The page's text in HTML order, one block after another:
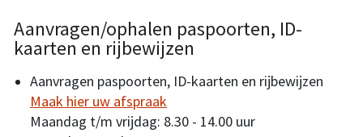
Aanvragen/ophalen paspoorten, ID-
kaarten en rijbewijzen
Aanvragen paspoorten, ID-kaarten en rijbewijzen
Maak hier uw afspraak
Maandag t/m vrijdag: 8.30 - 14.00 uur